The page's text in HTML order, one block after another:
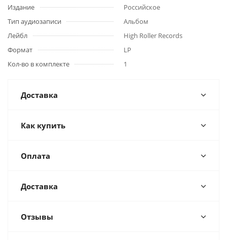
Издание
Российское
Тип аудиозаписи
Альбом
Лейбл
High Roller Records
Формат
LP
Кол-во в комплекте
1
Доставка
Как купить
Оплата
Доставка
Отзывы